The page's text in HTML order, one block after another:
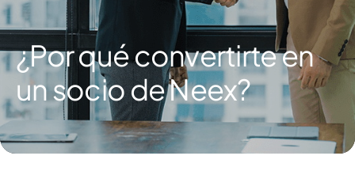
¿Por qué convertirte en
un socio de Neex?